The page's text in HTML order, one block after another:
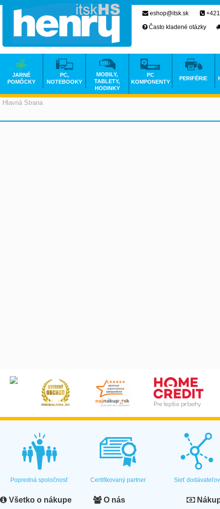
Hlavná Strana
eshop@itsk.sk
Často kladené otázky
JARNÉ
POMÔCKY
PC,
NOTEBOOKY
MOBILY,
TABLETY,
HODINKY
PC
KOMPONENTY
PERIFÉRIE
Popredná spoločnosť Certifikovaný partner Sieť dodávateľov
Všetko o nákupe O nás